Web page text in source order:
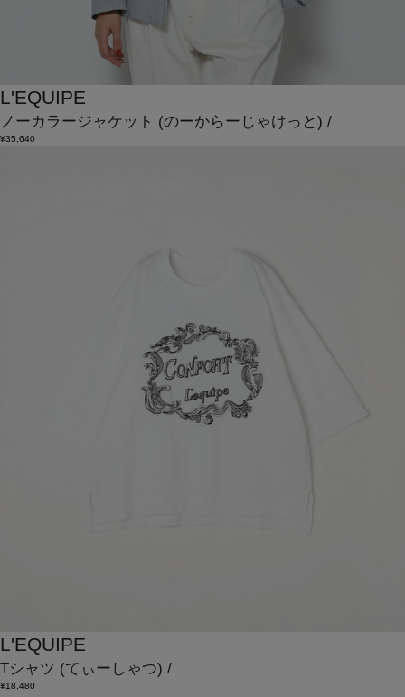
L'EQUIPE
ノーカラージャケット (のーからーじゃけっと) /
¥35,640
L'EQUIPE
Tシャツ (てぃーしゃつ) /
¥18,480